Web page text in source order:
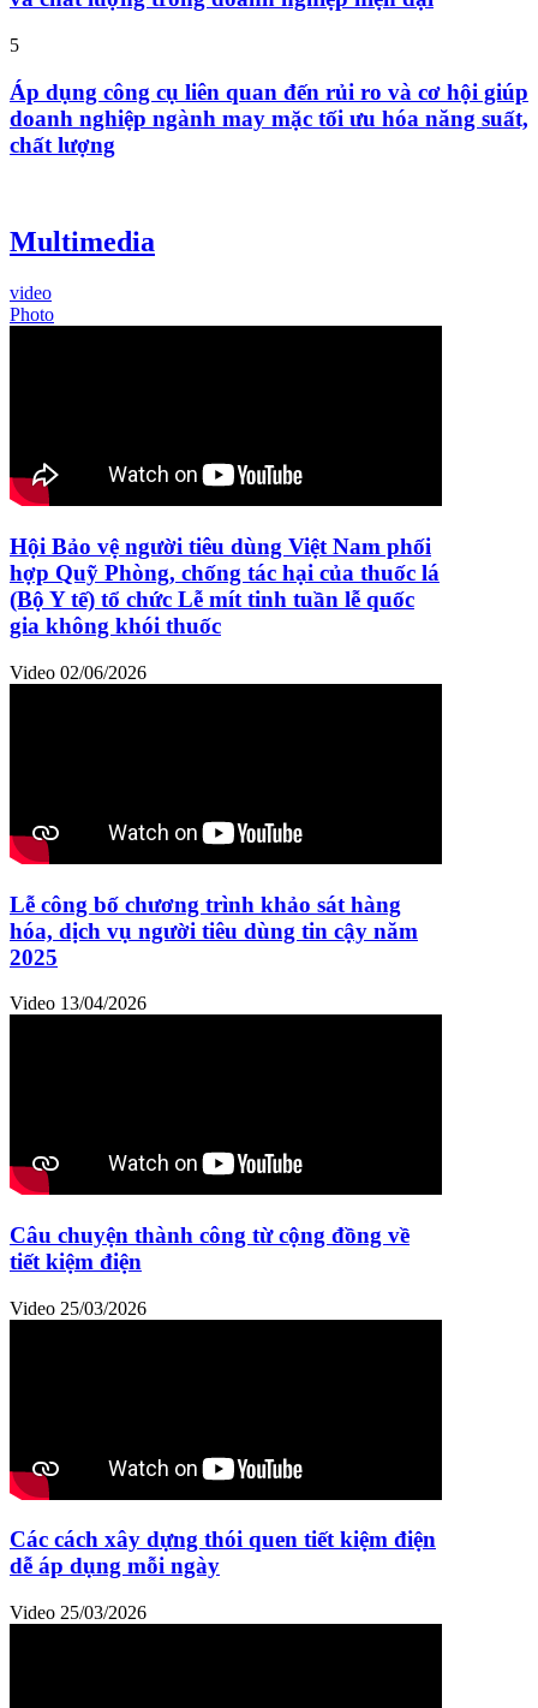
5
Áp dụng công cụ liên quan đến rủi ro và cơ hội giúp
doanh nghiệp ngành may mặc tối ưu hóa năng suất,
chất lượng
Multimedia
video
Photo
Hội Bảo vệ người tiêu dùng Việt Nam phối
hợp Quỹ Phòng, chống tác hại của thuốc lá
(Bộ Y tế) tổ chức Lễ mít tinh tuần lễ quốc
gia không khói thuốc
Video 02/06/2026
Lễ công bố chương trình khảo sát hàng
hóa, dịch vụ người tiêu dùng tin cậy năm
2025
Video 13/04/2026
Câu chuyện thành công từ cộng đồng về
tiết kiệm điện
Video 25/03/2026
Các cách xây dựng thói quen tiết kiệm điện
dễ áp dụng mỗi ngày
Video 25/03/2026